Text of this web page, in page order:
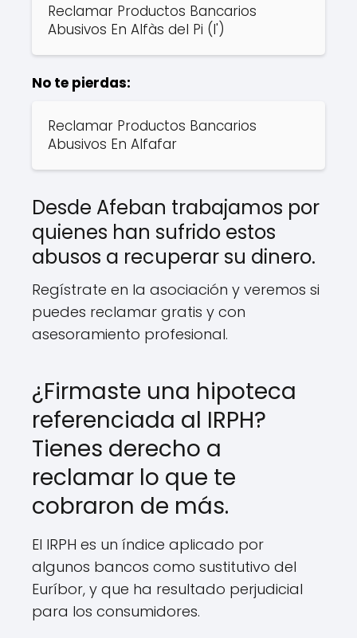
Reclamar Productos Bancarios
Abusivos En Alfàs del Pi (l')
No te pierdas:
Reclamar Productos Bancarios
Abusivos En Alfafar
Desde Afeban trabajamos por
quienes han sufrido estos
abusos a recuperar su dinero.
Regístrate en la asociación y veremos si
puedes reclamar gratis y con
asesoramiento profesional.
¿Firmaste una hipoteca
referenciada al IRPH?
Tienes derecho a
reclamar lo que te
cobraron de más.
El IRPH es un índice aplicado por
algunos bancos como sustitutivo del
Euríbor, y que ha resultado perjudicial
para los consumidores.